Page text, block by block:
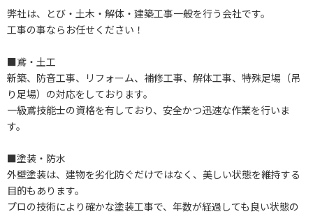
弊社は、とび・土木・解体・建築工事一般を行う会社です。
工事の事ならお任せください！
■鳶・土工
新築、防音工事、リフォーム、補修工事、解体工事、特殊足場（吊
り足場）の対応をしております。
一級鳶技能士の資格を有しており、安全かつ迅速な作業を行いま
す。
■塗装・防水
外壁塗装は、建物を劣化防ぐだけではなく、美しい状態を維持する
目的もあります。
プロの技術により確かな塗装工事で、年数が経過しても良い状態の